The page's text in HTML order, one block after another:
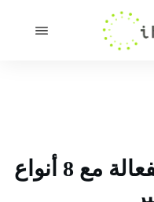
طريقة تسعير المنتج الفعالة مع 8 أنواع